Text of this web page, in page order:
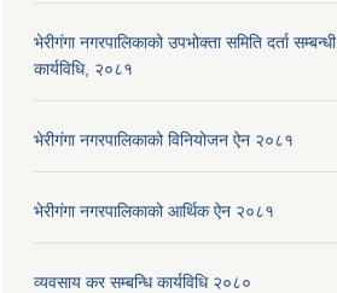
भेरीगंगा नगरपालिकाको उपभोक्ता समिति दर्ता सम्बन्धी
कार्यविधि, २०८१
भेरीगंगा नगरपालिकाको विनियोजन ऐन २०८१
भेरीगंगा नगरपालिकाको आर्थिक ऐन २०८१
व्यवसाय कर सम्बन्धि कार्यविधि २०८०